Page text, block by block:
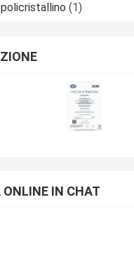
(1)
ONLINE IN CHAT